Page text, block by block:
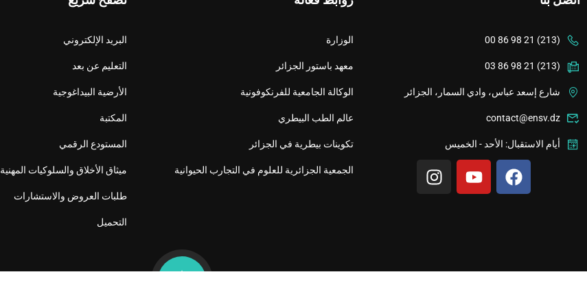
(213) 21 98 86 00
(213) 21 98 86 03
شارع إسعد عباس، وادي السمار، الجزائر
contact@ensv.dz
أيام الاستقبال: الأحد - الخميس
الوزارة
معهد باستور الجزائر
الوكالة الجامعية للفرنكوفونية
عالم الطب البيطري
تكوينات بيطرية في الجزائر
الجمعية الجزائرية للعلوم في التجارب الحيوانية
البريد الإلكتروني
التعليم عن بعد
الأرضية البيداغوجية
المكتبة
المستودع الرقمي
ميثاق الأخلاق والسلوكيات المهنية
طلبات العروض والاستشارات
التحميل